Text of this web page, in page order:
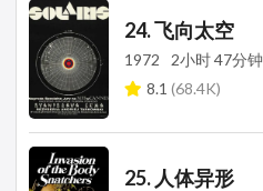
24. 飞向太空
1972
2小时 47分钟
8.1 (68.4K)
25. 人体异形